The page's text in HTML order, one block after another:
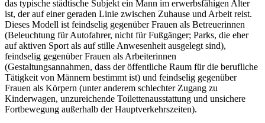
das typische städtische Subjekt ein Mann im erwerbsfähigen Alter
ist, der auf einer geraden Linie zwischen Zuhause und Arbeit reist.
Dieses Modell ist feindselig gegenüber Frauen als Betreuerinnen
(Beleuchtung für Autofahrer, nicht für Fußgänger; Parks, die eher
auf aktiven Sport als auf stille Anwesenheit ausgelegt sind),
feindselig gegenüber Frauen als Arbeiterinnen
(Gestaltungsannahmen, dass der öffentliche Raum für die berufliche
Tätigkeit von Männern bestimmt ist) und feindselig gegenüber
Frauen als Körpern (unter anderem schlechter Zugang zu
Kinderwagen, unzureichende Toilettenausstattung und unsichere
Fortbewegung außerhalb der Hauptverkehrszeiten).